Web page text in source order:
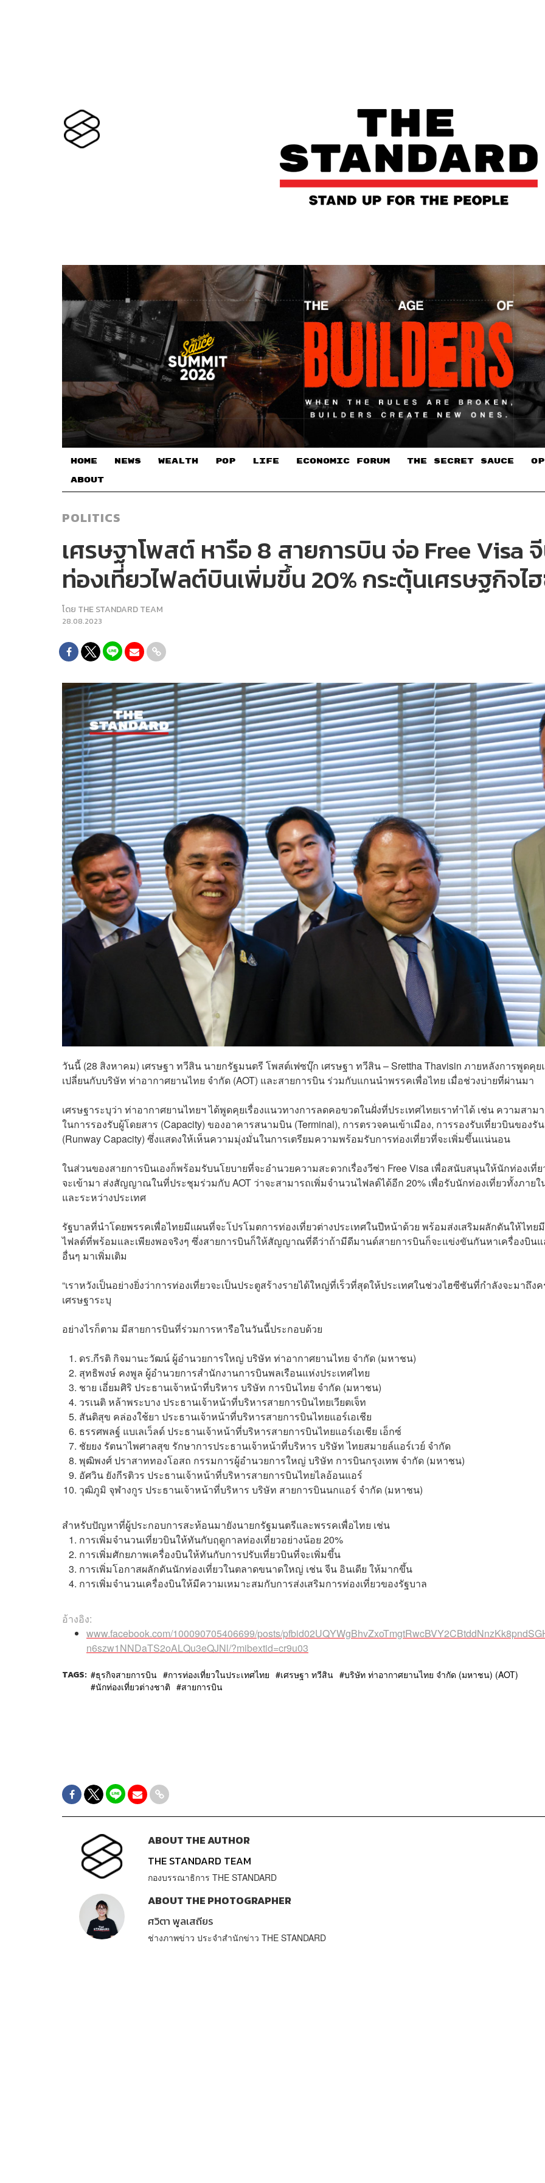
HOME NEWS WEALTH POP LIFE ECONOMIC FORUM THE SECRET SAUCE​
ABOUT
POLITICS
เศรษฐาโพสต์ หารือ 8 สายการบิน จ่อ Free Visa
ท่องเที่ยวไฟลต์บินเพิ่มขึ้น 20% กระตุ้นเศรษฐกิจไ
โดย THE STANDARD TEAM
28.08.2023
วันนี้ (28 สิงหาคม) เศรษฐา ทวีสิน นายกรัฐมนตรี โพสต์เฟซบุ๊ก เศรษฐา ทวีสิน – Srettha Thavisin ภายหลังการพูดคุย
เปลี่ยนกับบริษัท ท่าอากาศยานไทย จำกัด (AOT) และสายการบิน ร่วมกับแกนนำพรรคเพื่อไทย เมื่อช่วงบ่ายที่ผ่านมา
เศรษฐาระบุว่า ท่าอากาศยานไทยฯ ได้พูดคุยเรื่องแนวทางการลดคอขวดในฝั่งที่ประเทศไทยเราทำได้ เช่น ความสาม
ในการรองรับผู้โดยสาร (Capacity) ของอาคารสนามบิน (Terminal), การตรวจคนเข้าเมือง, การรองรับเที่ยวบินของรัน
(Runway Capacity) ซึ่งแสดงให้เห็นความมุ่งมั่นในการเตรียมความพร้อมรับการท่องเที่ยวที่จะเพิ่มขึ้นแน่นอน
ในส่วนของสายการบินเองก็พร้อมรับนโยบายที่จะอำนวยความสะดวกเรื่องวีซ่า Free Visa เพื่อสนับสนุนให้นักท่องเที่
จะเข้ามา ส่งสัญญาณในที่ประชุมร่วมกับ AOT ว่าจะสามารถเพิ่มจำนวนไฟลต์ได้อีก 20% เพื่อรับนักท่องเที่ยวทั้งภายใ
และระหว่างประเทศ
รัฐบาลที่นำโดยพรรคเพื่อไทยมีแผนที่จะโปรโมตการท่องเที่ยวต่างประเทศในปีหน้าด้วย พร้อมส่งเสริมผลักดันให้ไทยมี
ไฟลต์ที่พร้อมและเพียงพอจริงๆ ซึ่งสายการบินก็ให้สัญญาณที่ดีว่าถ้ามีดีมานด์สายการบินก็จะแข่งขันกันหาเครื่องบิน
อื่นๆ มาเพิ่มเติม
“เราหวังเป็นอย่างยิ่งว่าการท่องเที่ยวจะเป็นประตูสร้างรายได้ใหญ่ที่เร็วที่สุดให้ประเทศในช่วงไฮซีซันที่กำลังจะมาถึงค
เศรษฐาระบุ
อย่างไรก็ตาม มีสายการบินที่ร่วมการหารือในวันนี้ประกอบด้วย
ดร.กีรติ กิจมานะวัฒน์ ผู้อำนวยการใหญ่ บริษัท ท่าอากาศยานไทย จำกัด (มหาชน)
สุทธิพงษ์ คงพูล ผู้อำนวยการสำนักงานการบินพลเรือนแห่งประเทศไทย
ชาย เอี่ยมศิริ ประธานเจ้าหน้าที่บริหาร บริษัท การบินไทย จำกัด (มหาชน)
วรเนติ หล้าพระบาง ประธานเจ้าหน้าที่บริหารสายการบินไทยเวียตเจ็ท
สันติสุข คล่องใช้ยา ประธานเจ้าหน้าที่บริหารสายการบินไทยแอร์เอเชีย
ธรรศพลฐ์ แบเลเว็ลด์ ประธานเจ้าหน้าที่บริหารสายการบินไทยแอร์เอเชีย เอ็กซ์
ชัยยง รัตนาไพศาลสุข รักษาการประธานเจ้าหน้าที่บริหาร บริษัท ไทยสมายล์แอร์เวย์ จำกัด
พุฒิพงศ์ ปราสาททองโอสถ กรรมการผู้อำนวยการใหญ่ บริษัท การบินกรุงเทพ จำกัด (มหาชน)
อัศวิน ยังกีรติวร ประธานเจ้าหน้าที่บริหารสายการบินไทยไลอ้อนแอร์
วุฒิภูมิ จุฬางกูร ประธานเจ้าหน้าที่บริหาร บริษัท สายการบินนกแอร์ จำกัด (มหาชน)
สำหรับปัญหาที่ผู้ประกอบการสะท้อนมายังนายกรัฐมนตรีและพรรคเพื่อไทย เช่น
การเพิ่มจำนวนเที่ยวบินให้ทันกับฤดูกาลท่องเที่ยวอย่างน้อย 20%
การเพิ่มศักยภาพเครื่องบินให้ทันกับการปรับเที่ยวบินที่จะเพิ่มขึ้น
การเพิ่มโอกาสผลักดันนักท่องเที่ยวในตลาดขนาดใหญ่ เช่น จีน อินเดีย ให้มากขึ้น
การเพิ่มจำนวนเครื่องบินให้มีความเหมาะสมกับการส่งเสริมการท่องเที่ยวของรัฐบาล
อ้างอิง:
www.facebook.com/100090705406699/posts/
n6szw1NNDaTS2oALQu3eQJNl/?mibextid=cr9u03
TAGS: ธุรกิจสายการบิน การท่องเที่ยวในประเทศไทย เศรษฐา ทวีสิน
บริษัท ท่าอากาศยานไทย จำกัด (มหาชน) (AOT)
นักท่องเที่ยวต่างชาติ
สายการบิน
ABOUT THE AUTHOR
THE STANDARD TEAM
กองบรรณาธิการ THE STANDARD
ABOUT THE PHOTOGRAPHER
ศวิตา พูลเสถียร
ช่างภาพข่าว ประจำสำนักข่าว THE STANDARD